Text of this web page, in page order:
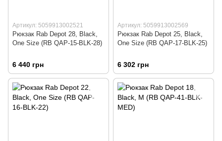
Артикул: 5059913002521
Рюкзак Rab Depot 28, Black,
One Size (RB QAP-15-BLK-28)
6 440 грн
Артикул: 5059913002569
Рюкзак Rab Depot 25, Black,
One Size (RB QAP-17-BLK-25)
6 302 грн